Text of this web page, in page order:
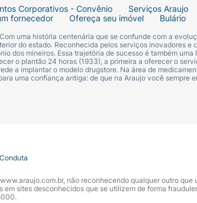
Corporativos - Convênio Serviços Araujo
fornecedor Ofereça seu imóvel Bulário
uma história centenária que se confunde com a
do estado. Reconhecida pelos serviços inovadores e
dos mineiros. Essa trajetória de sucesso é também uma
o plantão 24 horas (1933), a primeira a oferecer o
a implantar o modelo drugstore. Na área de
uma confiança antiga: de que na Araujo você sempre
não reconhecendo qualquer outro
sites desconhecidos que se utilizem de forma